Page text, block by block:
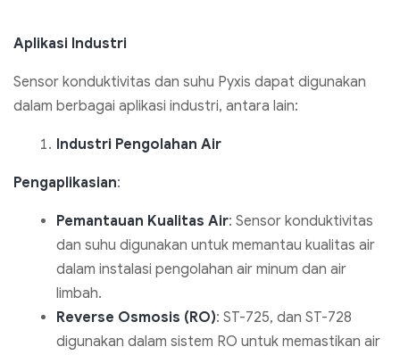
Aplikasi Industri
Sensor konduktivitas dan suhu Pyxis dapat digunakan
dalam berbagai aplikasi industri, antara lain:
Industri Pengolahan Air
Pengaplikasian:
Pemantauan Kualitas Air: Sensor konduktivitas
dan suhu digunakan untuk memantau kualitas air
dalam instalasi pengolahan air minum dan air
limbah.
Reverse Osmosis (RO): ST-725, dan ST-728
digunakan dalam sistem RO untuk memastikan air